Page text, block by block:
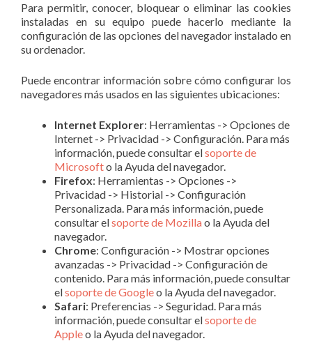
Para permitir, conocer, bloquear o eliminar las cookies
instaladas en su equipo puede hacerlo mediante la
configuración de las opciones del navegador instalado en
su ordenador.
Puede encontrar información sobre cómo configurar los
navegadores más usados en las siguientes ubicaciones:
Internet Explorer: Herramientas -> Opciones de
Internet -> Privacidad -> Configuración. Para más
información, puede consultar elsoporte de
Microsofto la Ayuda del navegador.
Firefox: Herramientas -> Opciones ->
Privacidad -> Historial -> Configuración
Personalizada. Para más información, puede
consultar elsoporte de Mozillao la Ayuda del
navegador.
Chrome: Configuración -> Mostrar opciones
avanzadas -> Privacidad -> Configuración de
contenido. Para más información, puede consultar
elsoporte de Googleo la Ayuda del navegador.
Safari: Preferencias -> Seguridad. Para más
información, puede consultar elsoporte de
Appleo la Ayuda del navegador.